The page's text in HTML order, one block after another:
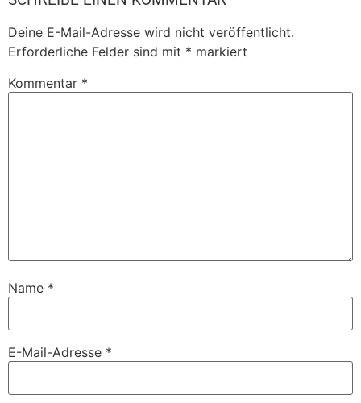
Deine E-Mail-Adresse wird nicht veröffentlicht.
Erforderliche Felder sind mit * markiert
Kommentar *
Name *
E-Mail-Adresse *